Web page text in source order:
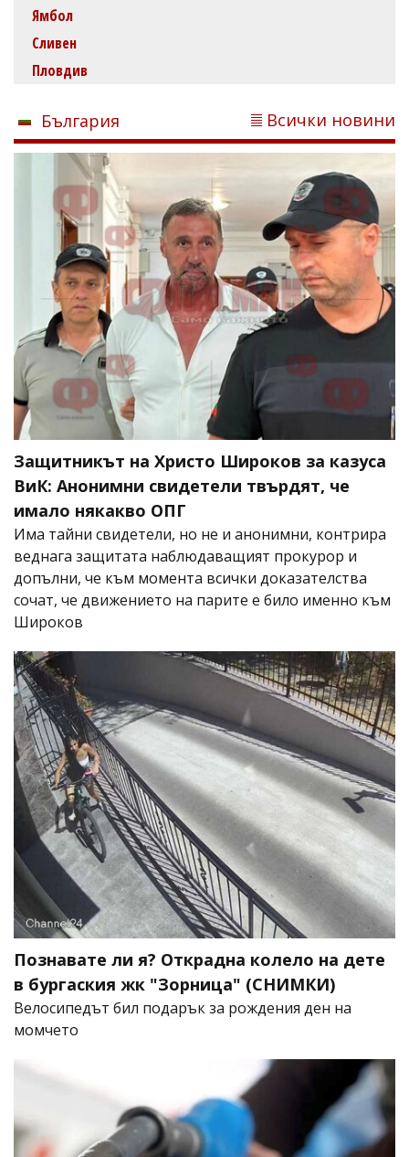
Ямбол
Сливен
Пловдив
България Всички новини
Защитникът на Христо Широков за казуса
ВиК: Анонимни свидетели твърдят, че
имало някакво ОПГ
Има тайни свидетели, но не и анонимни, контрира
веднага защитата наблюдаващият прокурор и
допълни, че към момента всички доказателства
сочат, че движението на парите е било именно към
Широков
Познавате ли я? Открадна колело на дете
в бургаския жк "Зорница" (СНИМКИ)
Велосипедът бил подарък за рождения ден на
момчето